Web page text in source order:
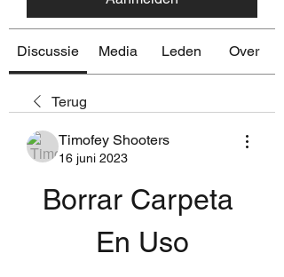
Discussie Media Leden Over
Terug
Timofey Shooters
16 juni 2023
Borrar Carpeta
En Uso